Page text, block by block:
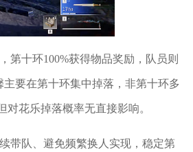
第十环100%获得物品奖励，队员则
要在第十环集中掉落，非第十环多
花乐掉落概率无直接影响。
带队、避免频繁换人实现，稳定第